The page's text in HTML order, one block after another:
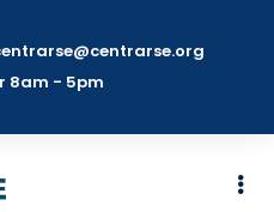
8am - 5pm